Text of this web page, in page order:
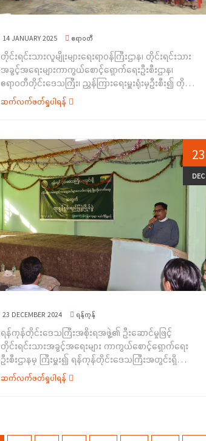
အမုန်းစကားနှင့် အကြမ်းဖက်မှုဖြစ်စေရန် လှုံ့ဆော်မှုကို
ခဲ့ပြီး ကရင်စာပေနှင့်ယဉ်ကျေးမှုအသင်း ဥက္ကဋ္ဌမှ&nbsp;
&nbsp;ဆက်လက်၍ ဗလငါးတန်နှင့် ပြည့်စုံသော ပြပွဲ၊
ပြိုင်ပွဲများဖြစ်သည့် အာလူးကောက်ပြိုင်ပွဲ၊ အပြေးပြိုင်ပွဲ၊
အပ်ထိုးပြိုင်ပွဲ၊ စကောရွက်ပြိုင်ပွဲ၊ ဂုန်နီအိတ်စွပ်ပြိုင်ပွဲ၊
ဉာဏ်စမ်းမေးခွန်းများ ဖြေဆိုခြင်း စသည့် ပြိုင်ပွဲများကို
ကို ပေးအပ်ခဲ့ရာ ကျောင်းအုပ်ဆရာကြီး ဦးအောင်ကျော်မိုးမှ
လက်ခံရယူခဲ့ပြီး&nbsp; &nbsp;ကျေးဇူးတင်စကားပြော
ကြားခဲ့ပါသည်။ ထို့နောက် ကျောင်းစုကျေးရွာ၊ မူလတန်း
ကျောင်းမှ ကျောင်းသား/ ကျောင်းသူလေးများက ကရင်ရိုးရာ
အက များဖြင့် ကပြဖျော်ဖြေခဲ့ကြပြီးနောက် စုပေါင်းမှတ်တမ်း
တင်ဓါတ်ပုံများ ရိုက်ကူးခဲ့ကြကြောင်း သိရှိ ရပါသည်။
&nbsp;
14 JANUARY 2025 ဧရာဝတီ
တိုင်းရင်းသားလူမျိုးများရေးရာဝန်ကြီးဌာန၊ တိုင်းရင်းသား
အခွင့်အရေးများကာကွယ်စောင့်ရှောက်ရေးဦးစီးဌာန၊
ဧရာဝတီတိုင်းဒေသကြီး၊ ညွှန်ကြားရေးမှူးရုံးမှဦးစီး၍ တိုင်း
ဒေသကြီးဘဏ္ဍာရန်ပုံငွေဖြင့် “တိုင်းရင်းသားရေးရာ
အသိပညာပေးဟောပြောခြင်းနှင့် ရပ်ရွာအခြေပြု
ခြင်းအစီအစဉ်”ကို (၉.၁.၂၀၂၅)ရက်နေ့တွင် ဧရာဝတီတိုင်း
ဒေသကြီး၊ သာပေါင်းမြို့၊ မြို့နယ်အထွေထွေအုပ်ချုပ်ရေး
ဦးစီးဌာန၊ အစည်းအဝေးခန်းမ၌ ကျင်းပပြုလုပ်ခဲ့ပါသည်။
အခမ်းအနားတွင် သာပေါင်းမြို့နယ်အုပ်ချုပ်ရေးမှူး ဦးမင်း
ဧရာထိုက်က မိတ်ဆက်စကား ပြောကြားခဲ့ပြီး လူမှုဝန်ထမ်း
ဦးစီးဌာန၊ တိုင်းဦးစီးမှူး ဒေါ်မြမာလာစိုးက အမျိုးသမီး
ရေးရာ၊ မသန်စွမ်းရေးရာ၊ ကလေးသူငယ်ရေးရာနှင့် လူမှုရေး
ပင်စင်စသည့် လူမှုဝန်ဆောင်မှုဆိုင်ရာများကိုလည်းကောင်း၊
တိုင်းရင်းသားအခွင့်အရေးများကာကွယ်စောင့်ရှောက်ရေး
ဦးစီးဌာန၊ ဧရာဝတီတိုင်းဒေသကြီး၊ ညွှန်ကြားရေးမှူးရုံးမှ ညွှန်
ကြားရေးမှူး ဒေါ်စန်းက တိုင်းရင်းသားရေးရာကိစ္စရပ်များ၊
တီထွင်မှုမူပိုင်ခွင့်ဥပဒေပါ သိမှတ်ဖွယ်ရာများ၊ ကလေး
ကောက်နုတ်ချက်များ၊ ပြည်ထောင်စုစိတ်ဓါတ်ရှင်သန်ရေး၊
အခွင့်အရေးနှင့်တာဝန်များ၊ အမုန်းစကားနှင့် လူမျိုးပြုန်းစေ
မှု တားဆီးရေးဆိုင်ရာ အကြောင်းအရာများကိုလည်းကောင်း
အသိပညာပေး ရှင်းလင်းပြောကြားခဲ့ပါသည်။
&nbsp;ဆက်လက်၍ တိုင်းရင်းသားအခွင့်အရေးများကာ
ဆက်လက်ဖတ်ရှုပါရန်
23
DEC
23 DECEMBER 2024 ရန်ကုန်
ရန်ကုန်တိုင်းဒေသကြီးအစိုးရအဖွဲ့၏ ဦးဆောင်မှုဖြင့်
တိုင်းရင်းသားအခွင့်အရေးများ ကာကွယ်စောင့်ရှောက်ရေး
ဦးစီးဌာနမှ ကြီးမှူး၍ ရန်ကုန်တိုင်းဒေသကြီးအတွင်းရှိ
တိုင်းရင်းသား ကျောင်းသားလူငယ်များ ဗလငါးတန်ဖွံ့ဖြိုး
တိုးတက်ရေးအတွက် ထူးချွန် စွမ်းရည် ပြပွဲ၊ ပြိုင်ပွဲ
ဆက်လက်ဖတ်ရှုပါရန်